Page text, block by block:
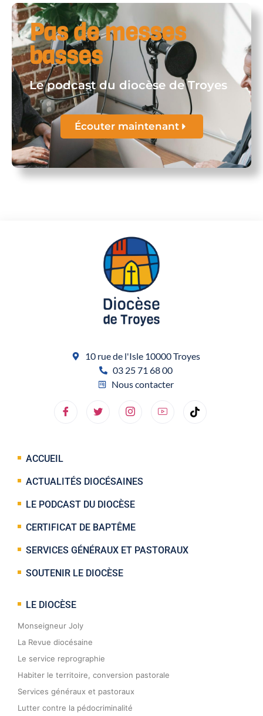
Pas de messes
basses
Le podcast du diocèse de Troyes
Écouter maintenant
10 rue de l'Isle 10000 Troyes
03 25 71 68 00
Nous contacter
ACCUEIL
ACTUALITÉS DIOCÉSAINES
LE PODCAST DU DIOCÈSE
CERTIFICAT DE BAPTÊME
SERVICES GÉNÉRAUX ET PASTORAUX
SOUTENIR LE DIOCÈSE
LE DIOCÈSE
Monseigneur Joly
La Revue diocésaine
Le service reprographie
Habiter le territoire, conversion pastorale
Services généraux et pastoraux
Lutter contre la pédocriminalité